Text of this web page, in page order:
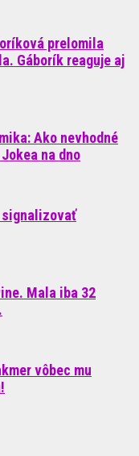
prelomila
Gáborík reaguje aj
Ako nevhodné
na dno
signalizovať
Mala iba 32
vôbec mu